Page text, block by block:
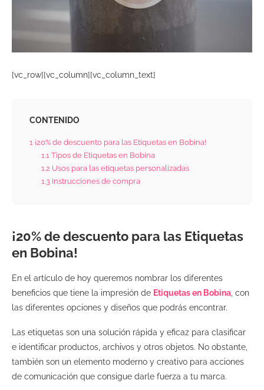
[vc_row][vc_column][vc_column_text]
CONTENIDO
1 ¡20% de descuento para las Etiquetas en Bobina!
1.1 Tipos de Etiquetas en Bobina
1.2 Usos para las etiquetas personalizadas
1.3 Instrucciones de compra
¡20% de descuento para las Etiquetas
en Bobina!
En el artículo de hoy queremos nombrar los diferentes
beneficios que tiene la impresión de Etiquetas en Bobina, con
las diferentes opciones y diseños que podrás encontrar.
Las etiquetas son una solución rápida y eficaz para clasificar
e identificar productos, archivos y otros objetos. No obstante,
también son un elemento moderno y creativo para acciones
de comunicación que consigue darle fuerza a tu marca.